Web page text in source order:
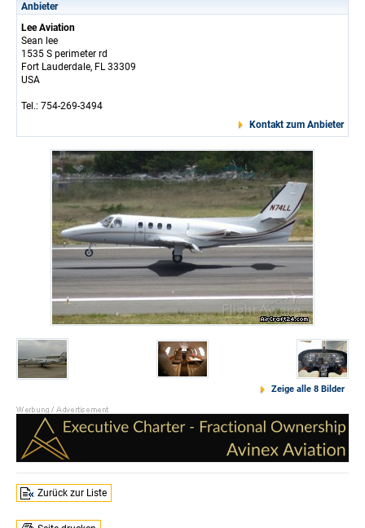
Anbieter
Lee Aviation
Sean lee
1535 S perimeter rd
Fort Lauderdale, FL 33309
USA
Tel.: 754-269-3494
Kontakt zum Anbieter
Zeige alle 8 Bilder
Zurück zur Liste